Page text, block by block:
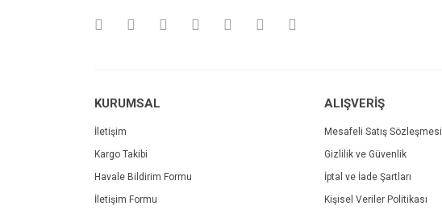
KURUMSAL
İletişim
Kargo Takibi
Havale Bildirim Formu
İletişim Formu
ALIŞVERİŞ
Mesafeli Satış Sözleşmesi
Gizlilik ve Güvenlik
İptal ve İade Şartları
Kişisel Veriler Politikası